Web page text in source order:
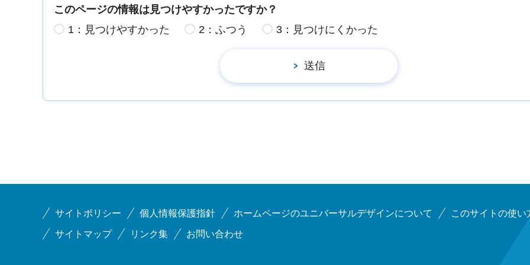
このページの情報は見つけやすかったですか？
1：見つけやすかった
2：ふつう 3：見つけにくかった
サイトポリシー 個人情報保護指針 ホームページのユニバーサルデザインについて このサイトの使い
サイトマップ リンク集 お問い合わせ